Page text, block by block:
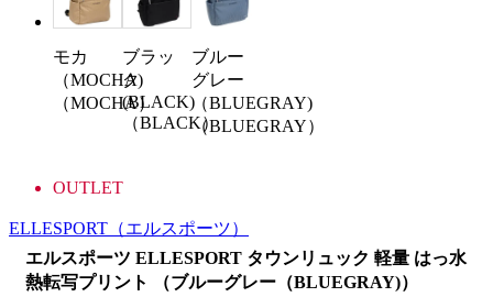
モカ
（MOCHA)
（MOCHA）
ブラッ
ク
(BLACK)
（BLACK）
ブルー
グレー
（BLUEGRAY)
（BLUEGRAY）
OUTLET
ELLESPORT （エルスポーツ）
エルスポーツ ELLESPORT タウンリュック 軽量 はっ水
熱転写プリント （ブルーグレー（BLUEGRAY)）